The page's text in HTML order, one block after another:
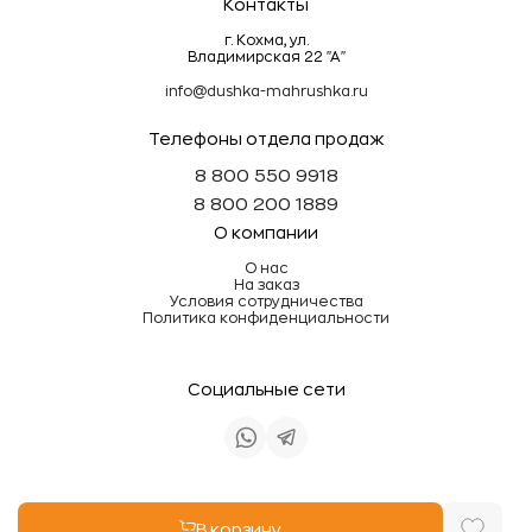
Контакты
г. Кохма, ул.
Владимирская 22 "А"
info@dushka-mahrushka.ru
Телефоны отдела продаж
8 800 550 9918
8 800 200 1889
О компании
О нас
На заказ
Условия сотрудничества
Политика конфиденциальности
Социальные сети
Информация на сайте не является публичной